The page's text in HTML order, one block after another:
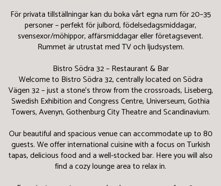
För privata tillställningar kan du boka vårt egna rum för 20–35
personer – perfekt för julbord, födelsedagsmiddagar,
svensexor/möhippor, affärsmiddagar eller företagsevent.
Rummet är utrustat med TV och ljudsystem.
Bistro Södra 32 – Restaurant & Bar
Welcome to Bistro Södra 32, centrally located on Södra
Vägen 32 – just a stone's throw from the crossroads, Liseberg,
Swedish Exhibition and Congress Centre, Universeum, Gothia
Towers, Avenyn, Gothenburg City Theatre and Scandinavium.
Our beautiful and spacious venue can accommodate up to 80
guests. We offer international cuisine with a focus on Turkish
tapas, delicious food and a well-stocked bar. Here you will also
find a cozy lounge area to relax in.